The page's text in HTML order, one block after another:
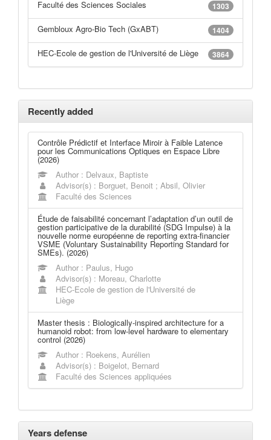
Faculté des Sciences Sociales 1303
Gembloux Agro-Bio Tech (GxABT) 1404
HEC-Ecole de gestion de l'Université de Liège 3864
Recently added
Contrôle Prédictif et Interface Miroir à Faible Latence
pour les Communications Optiques en Espace Libre
(2026)
Author : Delvaux, Baptiste
Advisor(s) : Borguet, Benoit ; Absil, Olivier
Faculté des Sciences
Étude de faisabilité concernant l’adaptation d’un outil de
gestion participative de la durabilité (SDG Impulse) à la
nouvelle norme européenne de reporting extra-financier
VSME (Voluntary Sustainability Reporting Standard for
SMEs). (2026)
Author : Paulus, Hugo
Advisor(s) : Moreau, Charlotte
HEC-Ecole de gestion de l'Université de
Liège
Master thesis : Biologically-inspired architecture for a
humanoid robot: from low-level hardware to elementary
control (2026)
Author : Roekens, Aurélien
Advisor(s) : Boigelot, Bernard
Faculté des Sciences appliquées
Years defense